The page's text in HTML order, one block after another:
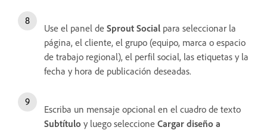
Use el panel de Sprout Social para seleccionar la
página, el cliente, el grupo (equipo, marca o espacio
de trabajo regional), el perfil social, las etiquetas y la
fecha y hora de publicación deseadas.
Escriba un mensaje opcional en el cuadro de texto
Subtítulo y luego seleccione Cargar diseño a